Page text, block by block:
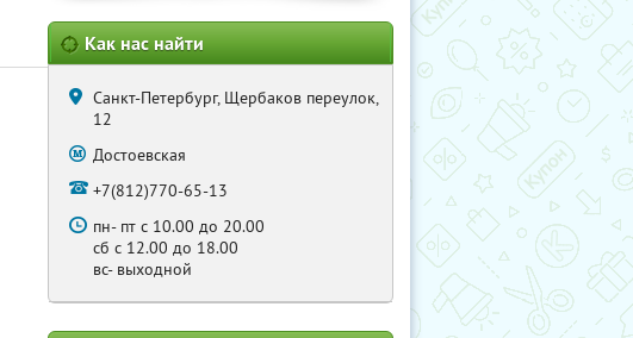
Как нас найти
Санкт-Петербург, Щербаков переулок,
12
Достоевская
+7(812)770-65-13
пн- пт с 10.00 до 20.00
сб с 12.00 до 18.00
вс- выходной